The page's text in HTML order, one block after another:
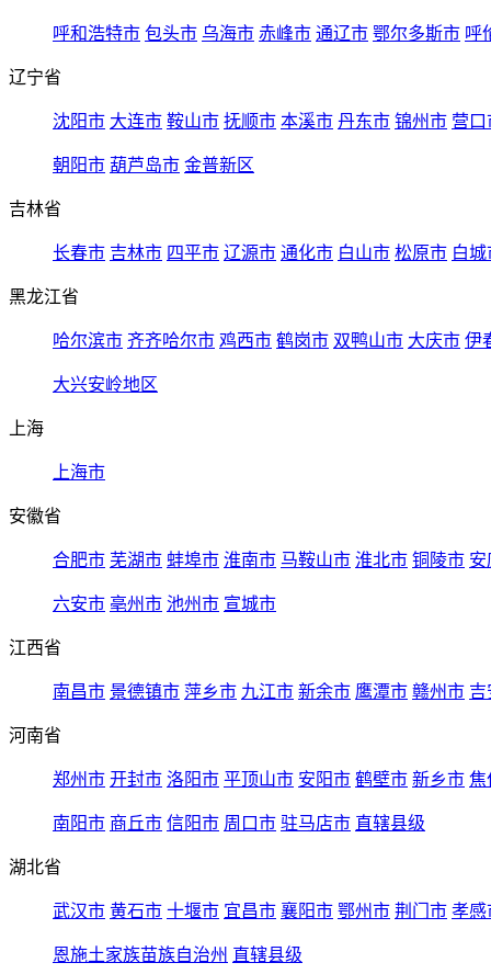
呼和浩特市 包头市 乌海市 赤峰市 通辽市 鄂尔多斯市 呼
辽宁省
沈阳市 大连市 鞍山市 抚顺市 本溪市 丹东市 锦州市 营口
朝阳市 葫芦岛市 金普新区
吉林省
长春市 吉林市 四平市 辽源市 通化市 白山市 松原市 白城
黑龙江省
哈尔滨市 齐齐哈尔市 鸡西市 鹤岗市 双鸭山市 大庆市 伊
大兴安岭地区
上海
上海市
安徽省
合肥市 芜湖市 蚌埠市 淮南市 马鞍山市 淮北市 铜陵市 安
六安市 亳州市 池州市 宣城市
江西省
南昌市 景德镇市 萍乡市 九江市 新余市 鹰潭市 赣州市 吉
河南省
郑州市 开封市 洛阳市 平顶山市 安阳市 鹤壁市 新乡市 焦
南阳市 商丘市 信阳市 周口市 驻马店市 直辖县级
湖北省
武汉市 黄石市 十堰市 宜昌市 襄阳市 鄂州市 荆门市 孝感
恩施土家族苗族自治州 直辖县级